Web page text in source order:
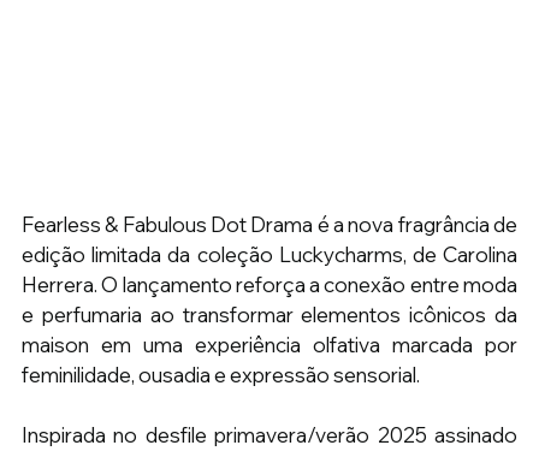
Fearless & Fabulous Dot Drama é a nova fragrância de
edição limitada da coleção Luckycharms, de Carolina
Herrera. O lançamento reforça a conexão entre moda
e perfumaria ao transformar elementos icônicos da
maison em uma experiência olfativa marcada por
feminilidade, ousadia e expressão sensorial.
Inspirada no desfile primavera/verão 2025 assinado